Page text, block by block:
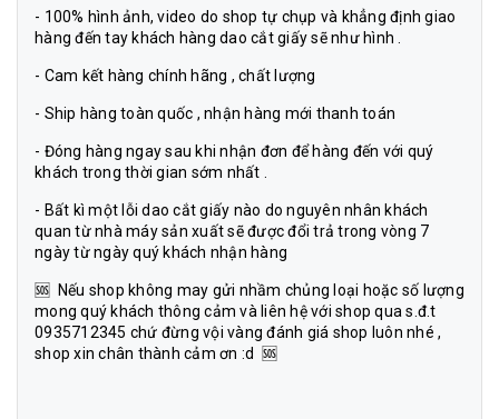
- 100% hình ảnh, video do shop tự chụp và khẳng định giao
hàng đến tay khách hàng dao cắt giấy sẽ như hình .
- Cam kết hàng chính hãng , chất lượng
- Ship hàng toàn quốc , nhận hàng mới thanh toán
- Đóng hàng ngay sau khi nhận đơn để hàng đến với quý
khách trong thời gian sớm nhất .
- Bất kì một lỗi dao cắt giấy nào do nguyên nhân khách
quan từ nhà máy sản xuất sẽ được đổi trả trong vòng 7
ngày từ ngày quý khách nhận hàng
🆘 Nếu shop không may gửi nhầm chủng loại hoặc số lượng
mong quý khách thông cảm và liên hệ với shop qua s.đ.t
0935712345 chứ đừng vội vàng đánh giá shop luôn nhé ,
shop xin chân thành cảm ơn :d 🆘